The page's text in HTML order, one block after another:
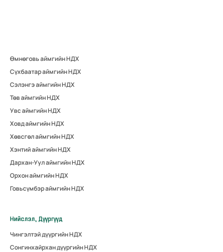
Өмнөговь аймгийн НДХ
Сүхбаатар аймгийн НДХ
Сэлэнгэ аймгийн НДХ
Төв аймгийн НДХ
Увс аймгийн НДХ
Ховд аймгийн НДХ
Хөвсгөл аймгийн НДХ
Хэнтий аймгийн НДХ
Дархан-Уул аймгийн НДХ
Орхон аймгийн НДХ
Говьсүмбэр аймгийн НДХ
Нийслэл, Дүүргүүд
Чингэлтэй дүүргийн НДХ
Сонгинхайрхан дүүргийн НДХ